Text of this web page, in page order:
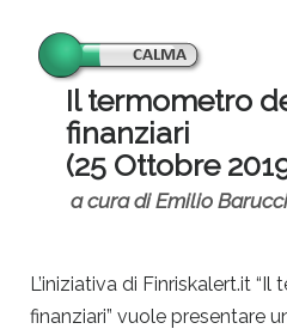
Il termometro
finanziari
(25 Ottobre
a cura di Emilio
L’iniziativa di Finriskalert.it
finanziari” vuole presentare